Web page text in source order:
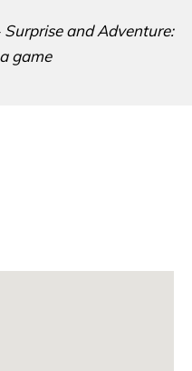
Surprise and Adventure:
game